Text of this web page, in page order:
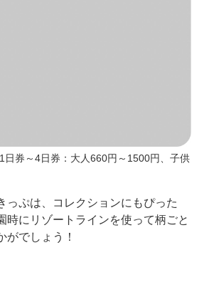
日券～4日券：大人660円～1500円、子供
ぷは、コレクションにもぴった
時にリゾートラインを使って柄ごと
がでしょう！